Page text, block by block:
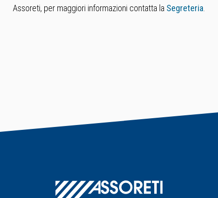
Assoreti, per maggiori informazioni contatta la Segreteria